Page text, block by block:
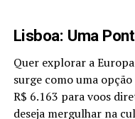
Lisboa: Uma
Quer explorar a
surge como uma
R$ 6.163 para voos
deseja mergulhar na